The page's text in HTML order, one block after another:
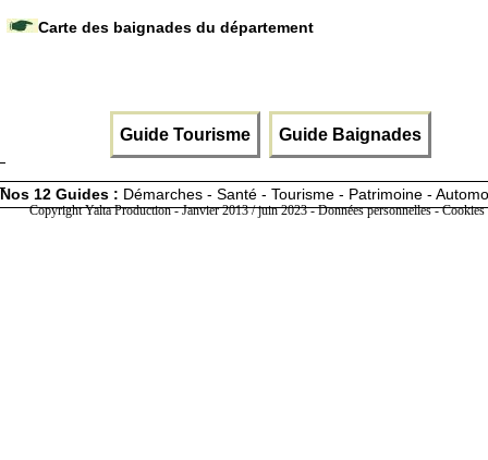
Carte des baignades du département
Guide Tourisme Guide Baignades
Nos 12 Guides : Démarches - Santé - Tourisme - Patrimoine -
Copyright Yalta Production - Janvier 2013 / juin 2023 -Données personnelles -